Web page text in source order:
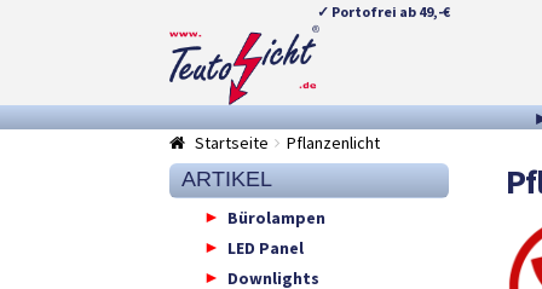
✓ Portofrei ab 49,-€
Zur
Navigation
springen
Springe
zum
Startseite
Pflanzenlicht
ARTIKEL
Bürolampen
LED Panel
Downlights